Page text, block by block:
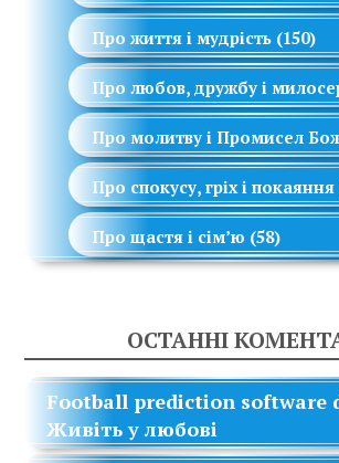
Про життя і мудрість (150)
Про любов, дружбу і
Про молитву і Промисел
Про спокусу, гріх і покаяння
Про щастя і сім’ю (58)
ОСТАННІ
Football prediction software
Живіть у любові